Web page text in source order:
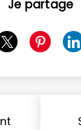
Je partage